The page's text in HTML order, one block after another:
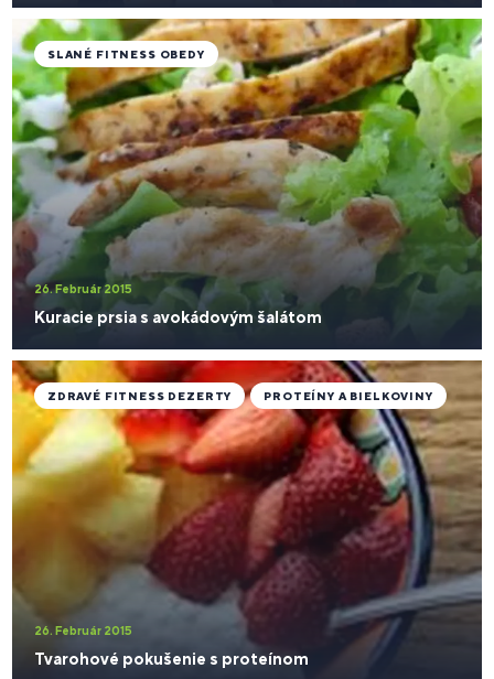
26. Február 2015
Kuracie prsia s avokádovým šalátom
SLANÉ FITNESS OBEDY
26. Február 2015
Tvarohové pokušenie s proteínom
ZDRAVÉ FITNESS DEZERTY PROTEÍNY A BIELKOVINY